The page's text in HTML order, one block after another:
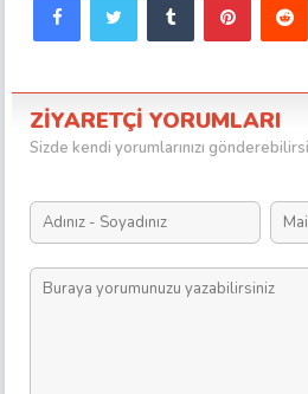
ZİYARETÇİ YORUMLARI
Sizde kendi yorumlarınızı